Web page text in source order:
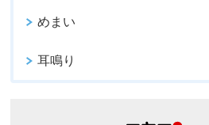
めまい
耳鳴り